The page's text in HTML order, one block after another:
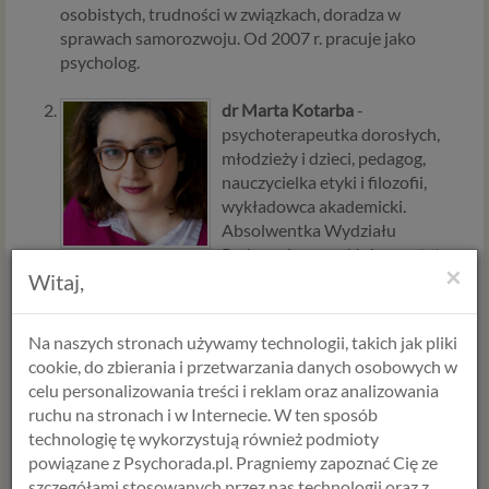
osobistych, trudności w związkach, doradza w
sprawach samorozwoju. Od 2007 r. pracuje jako
psycholog.
dr Marta Kotarba -
psychoterapeutka dorosłych,
młodzieży i dzieci, pedagog,
nauczycielka etyki i filozofii,
wykładowca akademicki.
Absolwentka Wydziału
Pedagogicznego Uniwersytetu
Warszawskiego. W 2008 roku uzyskała tytuł doktora
całościowy kurs psychoterapii analitycznej,
organizowany przez Polskie Towarzystwo Psychologii
Analitycznej (członka Polskiej Rady Psychoterapii).
Obecnie realizuje indywidualną ścieżkę szkoleniową
w Międzynarodowym Stowarzyszeniu Psychologii
Analitycznej (International Association for Analytical
×
Witaj,
Na naszych stronach używamy technologii, takich jak pliki
cookie, do zbierania i przetwarzania danych osobowych w
celu personalizowania treści i reklam oraz analizowania
ruchu na stronach i w Internecie. W ten sposób
technologię tę wykorzystują również podmioty
powiązane z Psychorada.pl. Pragniemy zapoznać Cię ze